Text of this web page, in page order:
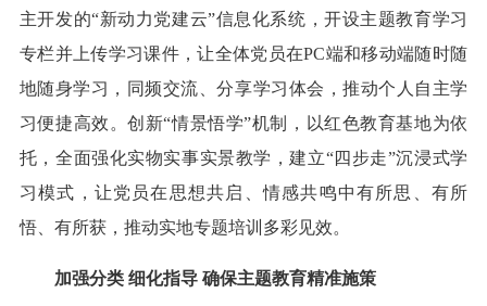
主开发的“新动力党建云”信息化系统，开设主题教育学习
专栏并上传学习课件，让全体党员在PC端和移动端随时随
地随身学习，同频交流、分享学习体会，推动个人自主学
习便捷高效。创新“情景悟学”机制，以红色教育基地为依
托，全面强化实物实事实景教学，建立“四步走”沉浸式学
习模式，让党员在思想共启、情感共鸣中有所思、有所
悟、有所获，推动实地专题培训多彩见效。
加强分类 细化指导 确保主题教育精准施策